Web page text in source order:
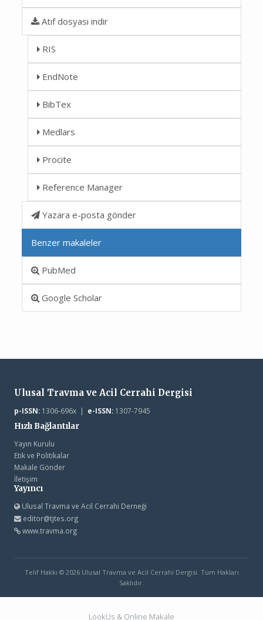
Atıf dosyası indir
RIS
EndNote
BibTex
Medlars
Procite
Reference Manager
Yazara e-posta gönder
Benzer makaleler
PubMed
Google Scholar
Ulusal Travma ve Acil Cerrahi Dergisi
p-ISSN:1306-696x | e-ISSN:1307-7945
Hızlı Bağlantılar
Yayın Kurulu
Etik ve Politikalar
Makale Gönder
İletişim
Yayıncı
Ulusal Travma ve Acil Cerrahi Derneği
editor@tjtes.org
www.travma.org
Telif Hakkı © 2026 Ulusal Travma ve Acil Cerrahi Dergisi. Tüm Hakları
Saklıdır.
LookUs & Online Makale